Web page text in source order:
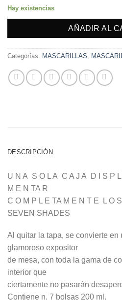
Hay existencias
AÑADIR AL
Categorías: MASCARILLAS
DESCRIPCIÓN
U N A S O L A C A J A D I S P
M E N TA R
C O M P L E TA M E N T E L O
SEVEN SHADES
Al quitar la tapa, se convierte en
glamoroso expositor
de mesa, con toda la gama de
interior que
ciertamente no pasarán
Contiene n. 7 bolsas 200 ml.